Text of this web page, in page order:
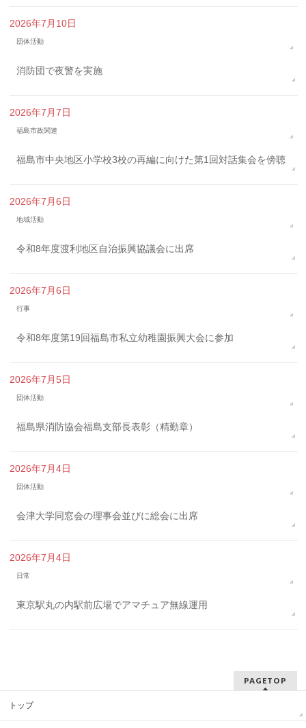
2026年7月10日
団体活動
消防団で夜警を実施
2026年7月7日
福島市政関連
福島市中央地区小学校3校の再編に向けた第1回対話集会を傍聴
2026年7月6日
地域活動
令和8年度渡利地区自治振興協議会に出席
2026年7月6日
行事
令和8年度第19回福島市私立幼稚園振興大会に参加
2026年7月5日
団体活動
福島県消防協会福島支部長表彰（精勤章）
2026年7月4日
団体活動
会津大学同窓会の理事会並びに総会に出席
2026年7月4日
日常
東京駅丸の内駅前広場でアマチュア無線運用
PAGETOP
トップ